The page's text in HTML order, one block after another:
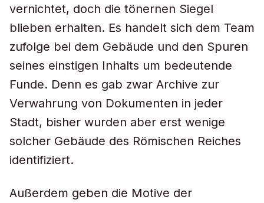
vernichtet, doch die tönernen Siegel
blieben erhalten. Es handelt sich dem Team
zufolge bei dem Gebäude und den Spuren
seines einstigen Inhalts um bedeutende
Funde. Denn es gab zwar Archive zur
Verwahrung von Dokumenten in jeder
Stadt, bisher wurden aber erst wenige
solcher Gebäude des Römischen Reiches
identifiziert.
Außerdem geben die Motive der